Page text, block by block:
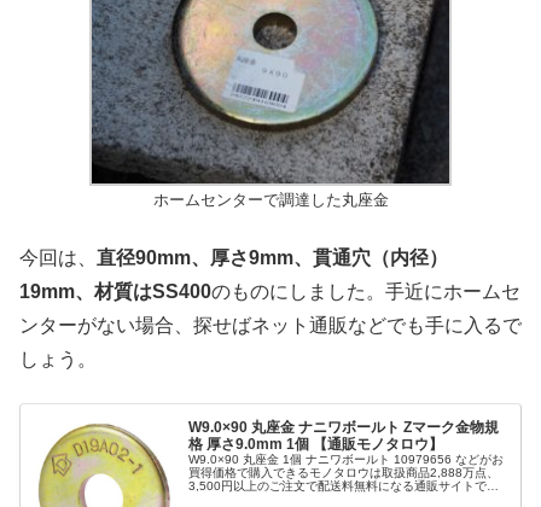
ホームセンターで調達した丸座金
今回は、 直径90mm、厚さ9mm、貫通穴（内径）
19mm、材質はSS400のものにしました。手近にホームセ
ンターがない場合、探せばネット通販などでも手に入るで
しょう。
W9.0×90 丸座金 ナニワボールト Zマーク金物規
格 厚さ9.0mm 1個 【通販モノタロウ】
W9.0×90 丸座金 1個 ナニワボールト 10979656 などがお
買得価格で購入できるモノタロウは取扱商品2,888万点、
3,500円以上のご注文で配送料無料になる通販サイトで